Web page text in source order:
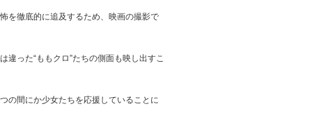
を徹底的に追及するため、映画の撮影で
った“ももクロ”たちの側面も映し出すこ
の間にか少女たちを応援していることに